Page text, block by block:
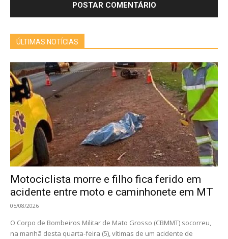
ÚLTIMAS NOTÍCIAS
Motociclista morre e filho fica ferido em
acidente entre moto e caminhonete em MT
05/08/2026
O Corpo de Bombeiros Militar de Mato Grosso (CBMMT) socorreu,
na manhã desta quarta-feira (5), vítimas de um acidente de